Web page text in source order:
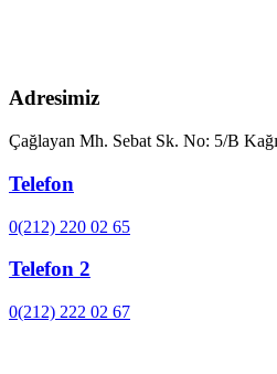
Adresimiz
Çağlayan Mh. Sebat Sk. No: 5/B
Telefon
0(212) 220 02 65
Telefon 2
0(212) 222 02 67